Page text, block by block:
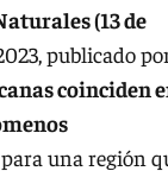
(13 de
publicado
coinciden
una región